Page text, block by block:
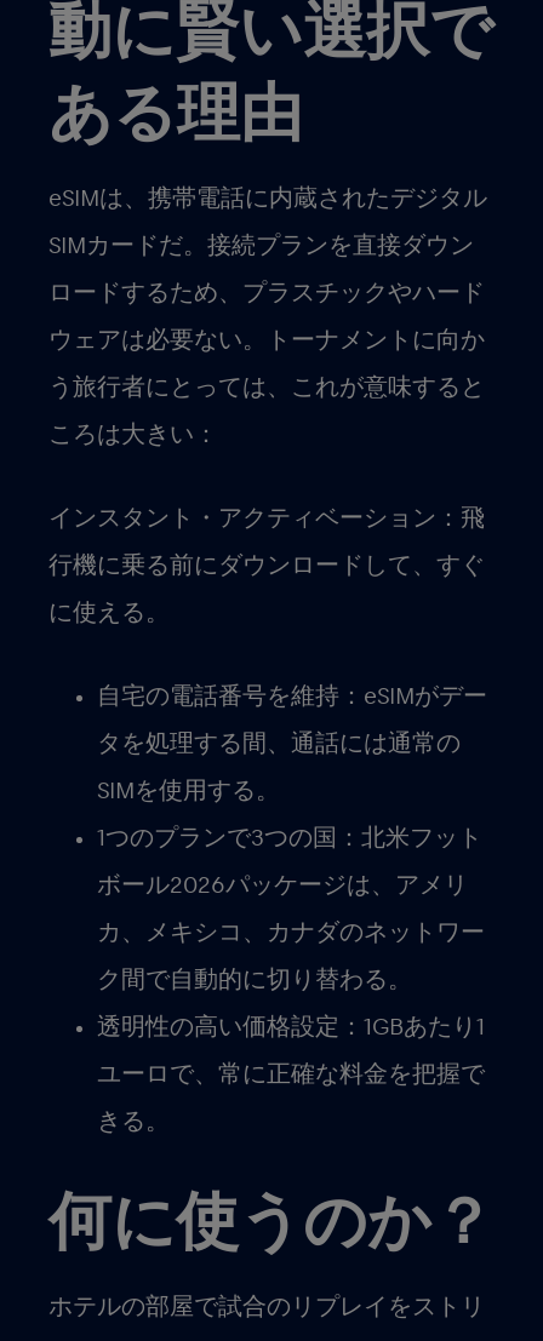
動に賢い選択で
ある理由
eSIMは、携帯電話に内蔵されたデジタル
SIMカードだ。接続プランを直接ダウン
ロードするため、プラスチックやハード
ウェアは必要ない。トーナメントに向か
う旅行者にとっては、これが意味すると
ころは大きい：
インスタント・アクティベーション ：飛
行機に乗る前にダウンロードして、すぐ
に使える。
自宅の電話番号を維持 ：eSIMがデー
タを処理する間、通話には通常の
SIMを使用する。
1つのプランで3つの国
：北米フット
ボール2026パッケージは、アメリ
カ、メキシコ、カナダのネットワー
ク間で自動的に切り替わる。
透明性の高い価格設定 ：1GBあたり1
ユーロで、常に正確な料金を把握で
きる。
何に使うのか？
ホテルの部屋で試合のリプレイをストリ